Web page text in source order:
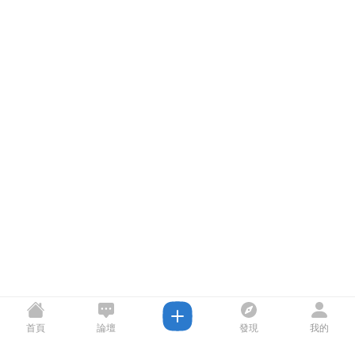
首頁 論壇 發現 我的